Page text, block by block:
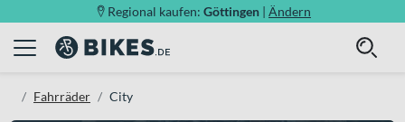
Regional kaufen: Göttingen | Ändern
Fahrräder City